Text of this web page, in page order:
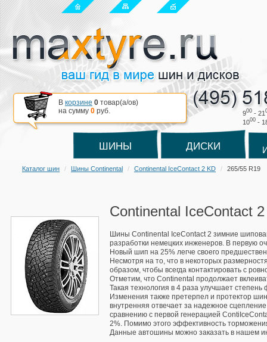
900 - 21
1000 -
В корзине 0 товар(a/ов)
на сумму 0 руб.
ШИНЫ ДИСКИ
Каталог шин Шины Continental Continental IceContact 2 KD 265/55 R19
Continental IceContact
Шины Continental IceContact 2 зимние
разработки немецких инженеров. В первую
Новый шип на 25% легче своего
Несмотря на то, что в некоторых
образом, чтобы всегда контактировать с
Отметим, что Continental продолжает
Такая технология в 4 раза улучшает
Изменения также претерпел и протектор
внутренняя отвечает за надежное
сравнению с первой генерацией
2%. Помимо этого эффективность
Данные автошины можно заказать в нашем